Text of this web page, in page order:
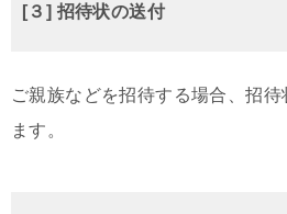
[３] 招待状の送付
ご親族などを招待する場合、招
ます。